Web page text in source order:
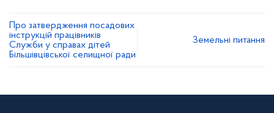
Про затвердження посадових
інструкцій працівників
Служби у справах дітей
Більшівцівської селищної ради
Земельні питання